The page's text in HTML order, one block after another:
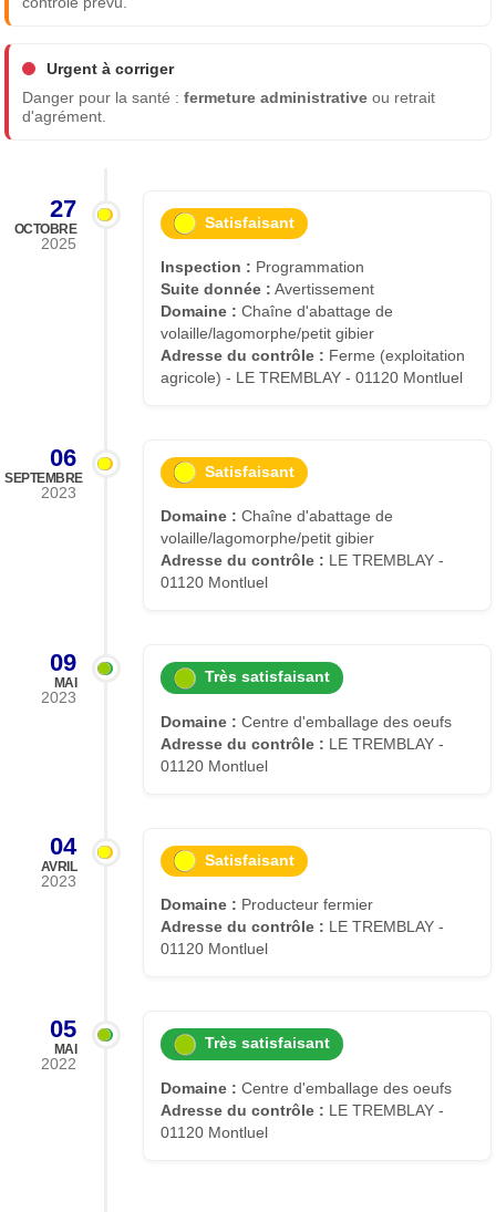
Urgent à corriger
Danger pour la santé :fermeture administrative ou retrait
d'agrément.
27
OCTOBRE
2025
Satisfaisant
Inspection : Programmation
Suite donnée : Avertissement
Domaine : Chaîne d'abattage de
volaille/lagomorphe/petit gibier
Adresse du contrôle : Ferme (exploitation
agricole) - LE TREMBLAY - 01120 Montluel
06
SEPTEMBRE
2023
Satisfaisant
Domaine : Chaîne d'abattage de
volaille/lagomorphe/petit gibier
Adresse du contrôle : LE TREMBLAY -
01120 Montluel
09
MAI
2023
Très satisfaisant
Domaine : Centre d'emballage des oeufs
Adresse du contrôle : LE TREMBLAY -
01120 Montluel
04
AVRIL
2023
Satisfaisant
Domaine : Producteur fermier
Adresse du contrôle : LE TREMBLAY -
01120 Montluel
05
MAI
2022
Très satisfaisant
Domaine : Centre d'emballage des oeufs
Adresse du contrôle : LE TREMBLAY -
01120 Montluel